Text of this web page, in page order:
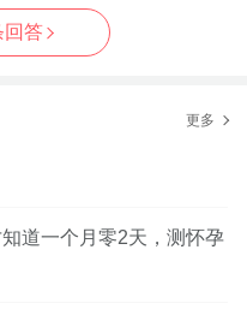
回答
更多
道一个月零2天，测怀孕